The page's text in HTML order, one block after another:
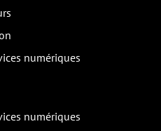
numériques
numériques